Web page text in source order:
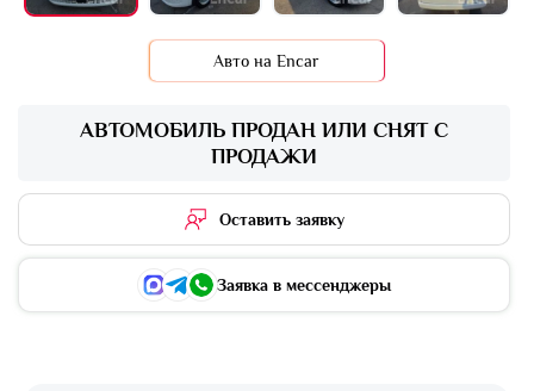
АВТОМОБИЛЬ ПРОДАН ИЛИ СНЯТ С
ПРОДАЖИ
Оставить заявку
Заявка в мессенджеры
Авто на Encar